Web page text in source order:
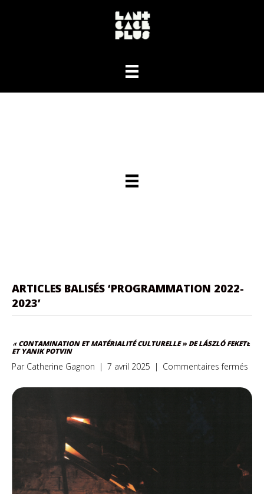
ARTICLES BALISÉS ‘PROGRAMMATION 2022-
2023’
« CONTAMINATION ET MATÉRIALITÉ CULTURELLE » DE LÁSZLÓ FEKETE
ET YANIK POTVIN
Par Catherine Gagnon | 7 avril 2025 | Commentaires fermés
et
et